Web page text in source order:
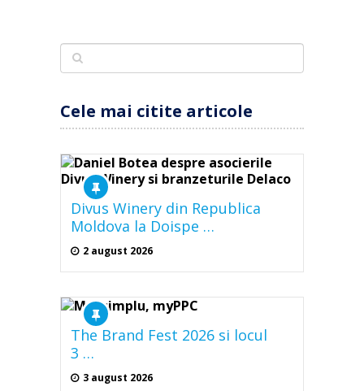
Cele mai citite articole
Divus Winery din Republica
Moldova la Doispe …
2 august 2026
The Brand Fest 2026 si locul
3 …
3 august 2026